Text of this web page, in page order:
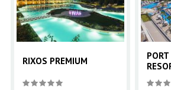
RIXOS PREMIUM